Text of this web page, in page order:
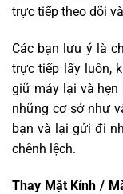
trực tiếp theo dõi
Các bạn lưu ý là
trực tiếp lấy luôn,
giữ máy lại và hẹn
những cơ sở như
bạn và lại gửi đi
chênh lệch.
Thay Mặt Kính /